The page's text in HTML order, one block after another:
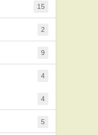
15
2
9
4
4
5